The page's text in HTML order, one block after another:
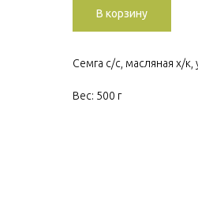
В корзину
Семга с/с, масляная х/
Вес: 500 г